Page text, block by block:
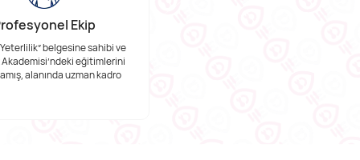
Ekip
belgesine sahibi ve
eğitimlerini
alanında uzman kadro